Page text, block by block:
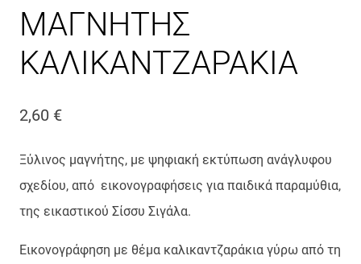
ΜΑΓΝΗΤΗΣ
ΚΑΛΙΚΑΝΤΖΑΡΑΚΙΑ
2,60 €
Ξύλινος μαγνήτης, με ψηφιακή εκτύπωση ανάγλυφου
σχεδίου, από εικονογραφήσεις για παιδικά παραμύθια,
της εικαστικού Σίσσυ Σιγάλα.
Εικονογράφηση με θέμα καλικαντζαράκια γύρω από τη